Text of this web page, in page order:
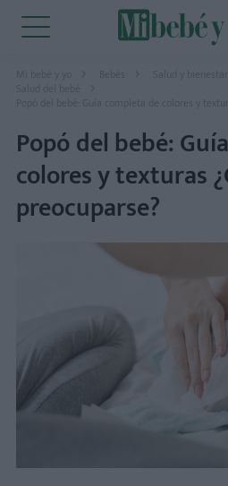
Mi bebé y yo Bebés
Salud y
Popó del bebé: Guía completa de colores y
Popó del bebé:
colores y texturas
preocuparse?